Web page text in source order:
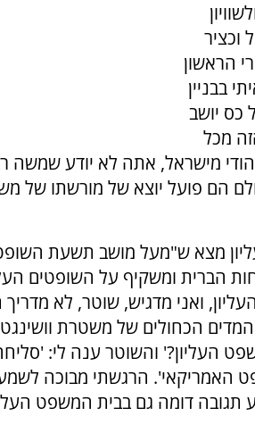
וכציר
הראשון
בבניין
כס יושב
מכל
מישראל, אתה לא יודע שמשה
הם פועל יוצא של מורשתו של
מצא ש"מעל מושב תשעת
הברית ומשקיף על השופטים
ואני מדגיש, שוטר, לא מדריך
הכחולים של משטרת
העליון?' והשוטר ענה לי:
האמריקאי'. הרגשתי מבוכה
דומה גם בבית המשפט